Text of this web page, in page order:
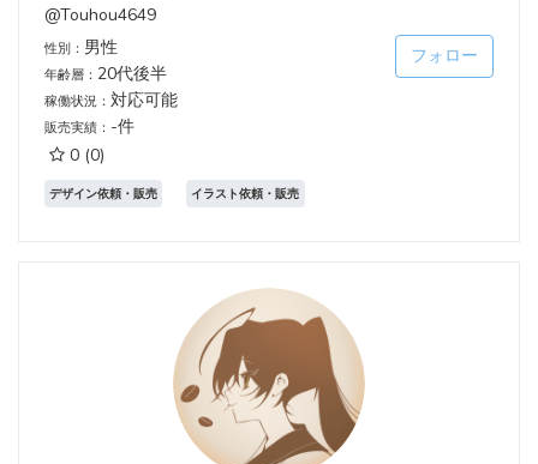
@Touhou4649
性別： 男性
年齢層： 20代後半
稼働状況： 対応可能
販売実績： -件
0 (0)
フォロー
デザイン依頼・販売 イラスト依頼・販売